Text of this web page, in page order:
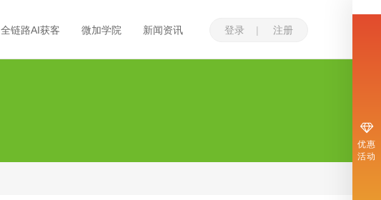
全链路AI获客 微加学院 新闻资讯 登录 注册
优惠
活动